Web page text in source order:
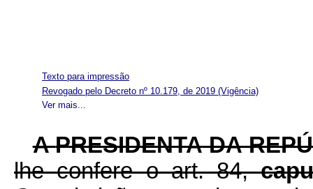
Texto para impressão
Ver mais...
Revogado pelo Decreto nº 10.179, de 2019 (Vigência)
APRESIDENTA DA
lhe confere o art. 84,